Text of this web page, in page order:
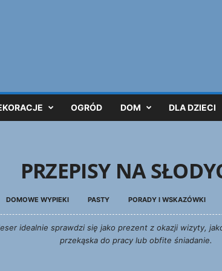
OGRÓD DOM DLA DZIECI
PRZEPISY NA
DOMOWE WYPIEKI PASTY PORADY I WSKAZÓWKI
idealnie sprawdzi się jako prezent z okazji wizyty,
przekąska do pracy lub obfite śniadanie.